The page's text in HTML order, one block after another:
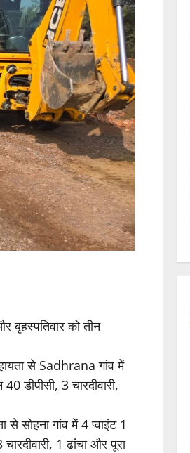
बृहस्पतिवार को तीन
से Sadhrana गांव में
डीपीसी, 3 चारदीवारी,
सोहना गांव में 4 प्वाइंट 1
1 ढांचा और पूरा